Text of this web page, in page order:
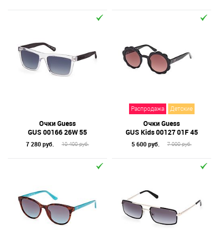
Очки Guess
GUS 00166 26W 55
7 280 руб. 10 400 руб.
Распродажа Детские
Очки Guess
GUS Kids 00127 01F 45
5 600 руб. 7 000 руб.